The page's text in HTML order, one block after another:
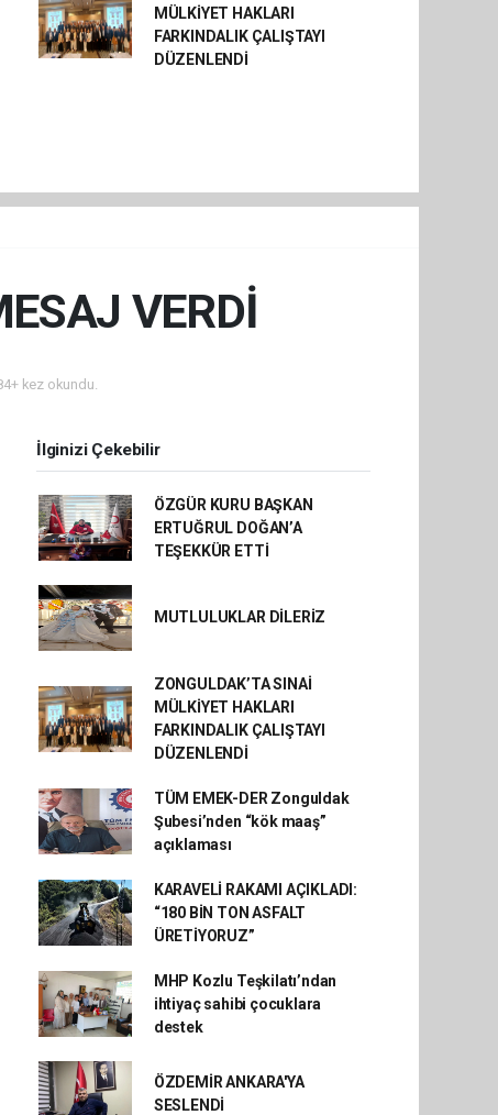
MÜLKİYET HAKLARI
FARKINDALIK ÇALIŞTAYI
DÜZENLENDİ
VERDİ
kez okundu.
İlginizi Çekebilir
ÖZGÜR KURU BAŞKAN
ERTUĞRUL DOĞAN’A
TEŞEKKÜR ETTİ
MUTLULUKLAR DİLERİZ
ZONGULDAK’TA SINAİ
MÜLKİYET HAKLARI
FARKINDALIK ÇALIŞTAYI
DÜZENLENDİ
TÜM EMEK-DER Zonguldak
Şubesi’nden “kök maaş”
açıklaması
KARAVELİ RAKAMI AÇIKLADI:
“180 BİN TON ASFALT
ÜRETİYORUZ”
MHP Kozlu Teşkilatı’ndan
ihtiyaç sahibi çocuklara
destek
ÖZDEMİR ANKARA'YA
SESLENDİ